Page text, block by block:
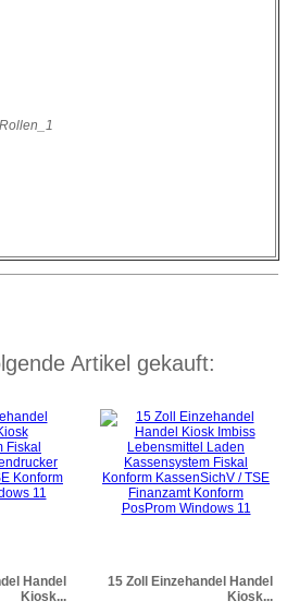
Artikel gekauft:
Handel
Kiosk...
15 Zoll Einzehandel Handel
Kiosk...